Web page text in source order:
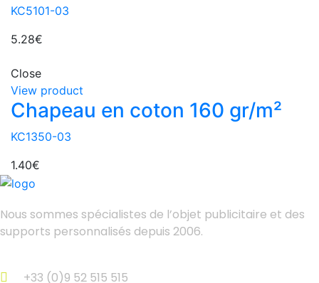
KC5101-03
5.28€
Close
View product
Chapeau en coton 160 gr/m²
KC1350-03
1.40€
Nous sommes spécialistes de l’objet publicitaire et des
supports personnalisés depuis 2006.
+33 (0)9 52 515 515